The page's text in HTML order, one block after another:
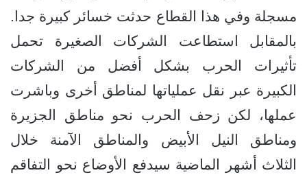
مسجلة وفي هذا القطاع حدثت خسائر كبيرة جدا.
بالمقابل استطاعت الشركات الصغيرة تحمل
تأثيرات الحرب بشكل أفضل من الشركات
الكبيرة عبر نقل عملياتها لمناطق أخرى وباشرت
عملها، لكن زحف الحرب نحو مناطق الجزيرة
ومناطق النيل الأبيض والمناطق الآمنة خلال
الثلاث أشهر الماضية سيدفع الأوضاع نحو التفاقم